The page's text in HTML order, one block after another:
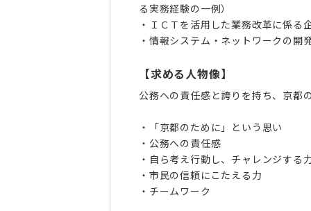
る実務経験の一例）
・ＩＣＴを活用した業務改革に係
【求める人物像】
公務への責任感と誇りを持ち、京都
・「京都のために」という思い
・公務への責任感
・自ら考え行動し、チャレンジする
・市民の信頼にこたえる力
・チームワーク